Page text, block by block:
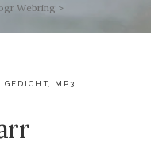
Webring >
GEDICHT, MP3